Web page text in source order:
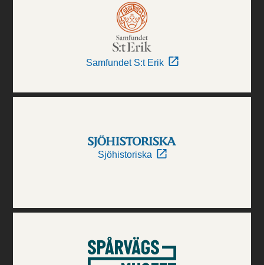
Samfundet S:t Erik
Sjöhistoriska